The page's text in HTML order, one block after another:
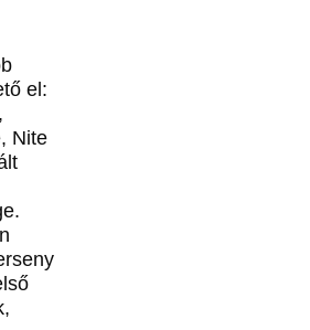
el:
Nite